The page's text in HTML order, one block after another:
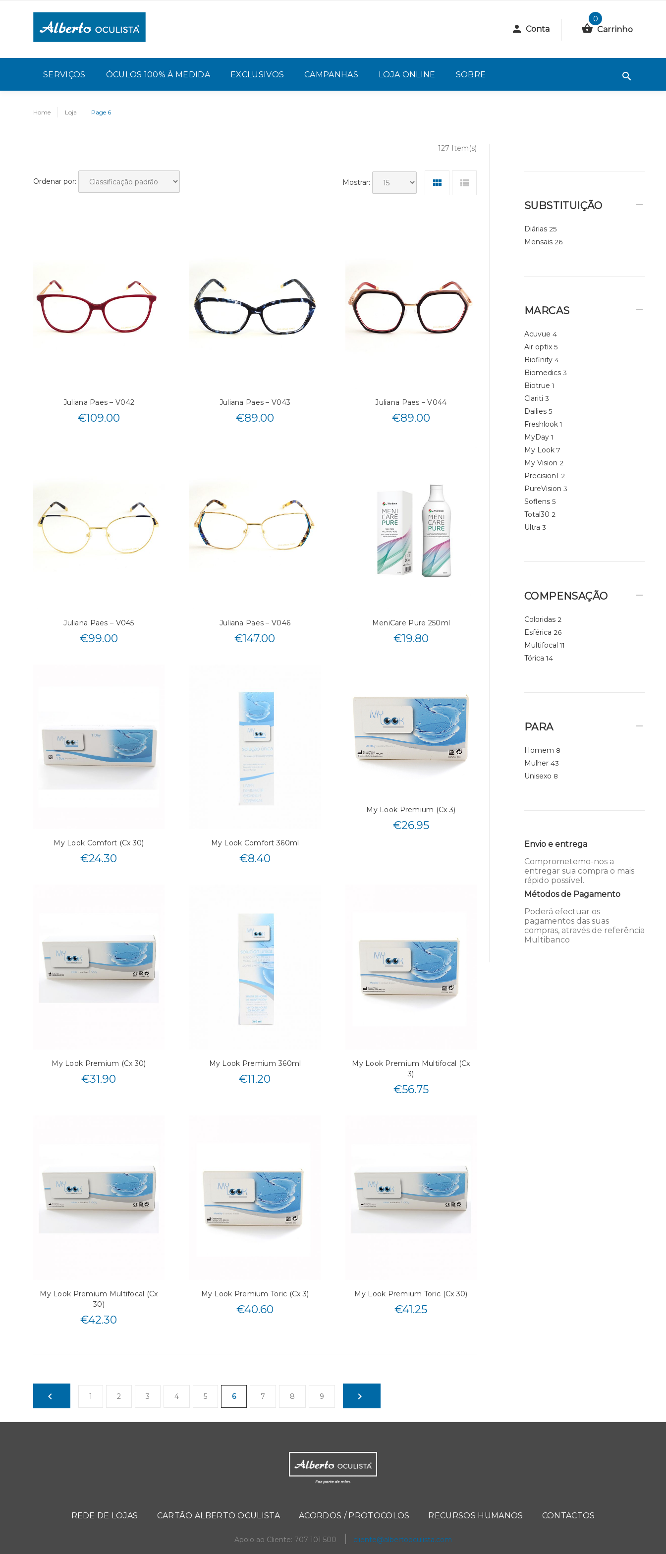
Conta
0
Carrinho
SERVIÇOS ÓCULOS 100% À MEDIDA EXCLUSIVOS CAMPANHAS LOJA ONLINE SOBRE
Home Loja Page 6
127 Item(s)
Ordenar por: Mostrar:
Juliana Paes – V042
€109.00
Juliana Paes – V043
€89.00
Juliana Paes – V044
€89.00
Juliana Paes – V045
€99.00
Juliana Paes – V046
€147.00
MeniCare Pure 250ml
€19.80
My Look Comfort (Cx 30)
€24.30
My Look Comfort 360ml
€8.40
My Look Premium (Cx 3)
€26.95
My Look Premium (Cx 30)
€31.90
My Look Premium 360ml
€11.20
My Look Premium Multifocal (Cx
3)
€56.75
My Look Premium Multifocal (Cx
30)
€42.30
My Look Premium Toric (Cx 3)
€40.60
My Look Premium Toric (Cx 30)
€41.25
1 2 3 4 5 6 7 8 9
SUBSTITUIÇÃO
Diárias 25
Mensais 26
MARCAS
Acuvue 4
Air optix 5
Biofinity 4
Biomedics 3
Biotrue 1
Clariti 3
Dailies 5
Freshlook 1
MyDay 1
My Look 7
My Vision 2
Precision1 2
PureVision 3
Soflens 5
Total30 2
Ultra 3
COMPENSAÇÃO
Coloridas 2
Esférica 26
Multifocal 11
Tórica 14
PARA
Homem 8
Mulher 43
Unisexo 8
Envio e entrega
Comprometemo-nos a
entregar sua compra o mais
rápido possível.
Métodos de Pagamento
Poderá efectuar os
pagamentos das suas
compras, através de referência
Multibanco
REDE DE LOJAS CARTÃO ALBERTO OCULISTA ACORDOS / PROTOCOLOS RECURSOS HUMANOS CONTACTOS
Apoio ao Cliente: 707 101 500 cliente@albertooculista.com